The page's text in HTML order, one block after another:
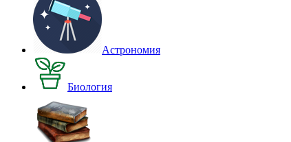
Астрономия
Биология